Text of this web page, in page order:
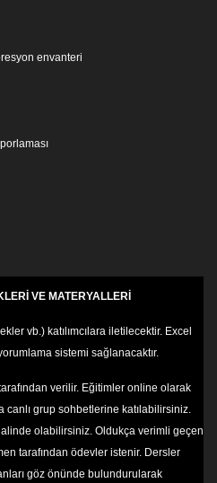
envanteri
VE MATERYALLERİ
vb.) katılımcılara iletilecektir. Excel
sistemi sağlanacaktır.
verilir. Eğitimler online olarak
canlı grup sohbetlerine katılabilirsiniz.
olabilirsiniz. Oldukça verimli geçen
tarafından ödevler istenir. Dersler
göz önünde bulundurularak